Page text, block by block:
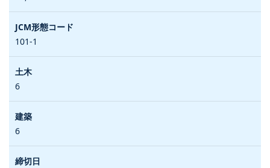
101-1
6
6